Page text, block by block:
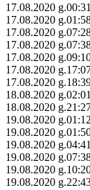
17.08.2020
17.08.2020
17.08.2020
17.08.2020
17.08.2020
17.08.2020
17.08.2020
18.08.2020
18.08.2020
19.08.2020
19.08.2020
19.08.2020
19.08.2020
19.08.2020
19.08.2020